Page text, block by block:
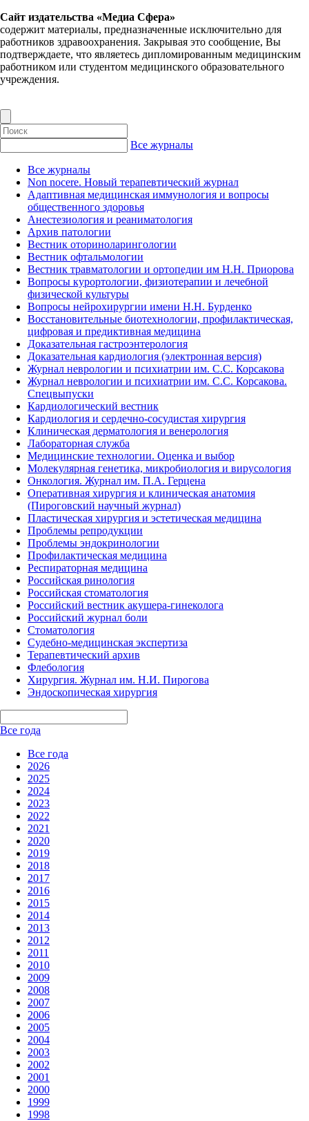
Сайт издательства «Медиа Сфера»
содержит материалы, предназначенные исключительно для
работников здравоохранения. Закрывая это сообщение, Вы
подтверждаете, что являетесь дипломированным медицинским
работником или студентом медицинского образовательного
учреждения.
Все журналы
Все журналы
Non nocere. Новый терапевтический журнал
Адаптивная медицинская иммунология и вопросы
общественного здоровья
Анестезиология и реаниматология
Архив патологии
Вестник оториноларингологии
Вестник офтальмологии
Вестник травматологии и ортопедии им Н.Н. Приорова
Вопросы курортологии, физиотерапии и лечебной
физической культуры
Вопросы нейрохирургии имени Н.Н. Бурденко
Восстановительные биотехнологии, профилактическая,
цифровая и предиктивная медицина
Доказательная гастроэнтерология
Доказательная кардиология (электронная версия)
Журнал неврологии и психиатрии им. С.С. Корсакова
Журнал неврологии и психиатрии им. С.С. Корсакова.
Спецвыпуски
Кардиологический вестник
Кардиология и сердечно-сосудистая хирургия
Клиническая дерматология и венерология
Лабораторная служба
Медицинские технологии. Оценка и выбор
Молекулярная генетика, микробиология и вирусология
Онкология. Журнал им. П.А. Герцена
Оперативная хирургия и клиническая анатомия
(Пироговский научный журнал)
Пластическая хирургия и эстетическая медицина
Проблемы репродукции
Проблемы эндокринологии
Профилактическая медицина
Респираторная медицина
Российская ринология
Российская стоматология
Российский вестник акушера-гинеколога
Российский журнал боли
Стоматология
Судебно-медицинская экспертиза
Терапевтический архив
Флебология
Хирургия. Журнал им. Н.И. Пирогова
Эндоскопическая хирургия
Все года
Все года
2026
2025
2024
2023
2022
2021
2020
2019
2018
2017
2016
2015
2014
2013
2012
2011
2010
2009
2008
2007
2006
2005
2004
2003
2002
2001
2000
1999
1998